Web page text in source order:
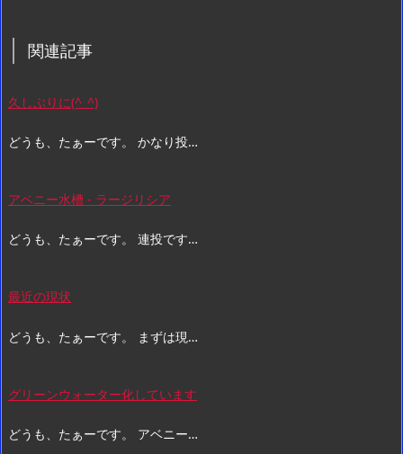
関連記事
久しぶりに(^_^)
どうも、たぁーです。 かなり投…
アベニー水槽 - ラージリシア
どうも、たぁーです。 連投です…
最近の現状
どうも、たぁーです。 まずは現…
グリーンウォーター化しています
どうも、たぁーです。 アベニー…